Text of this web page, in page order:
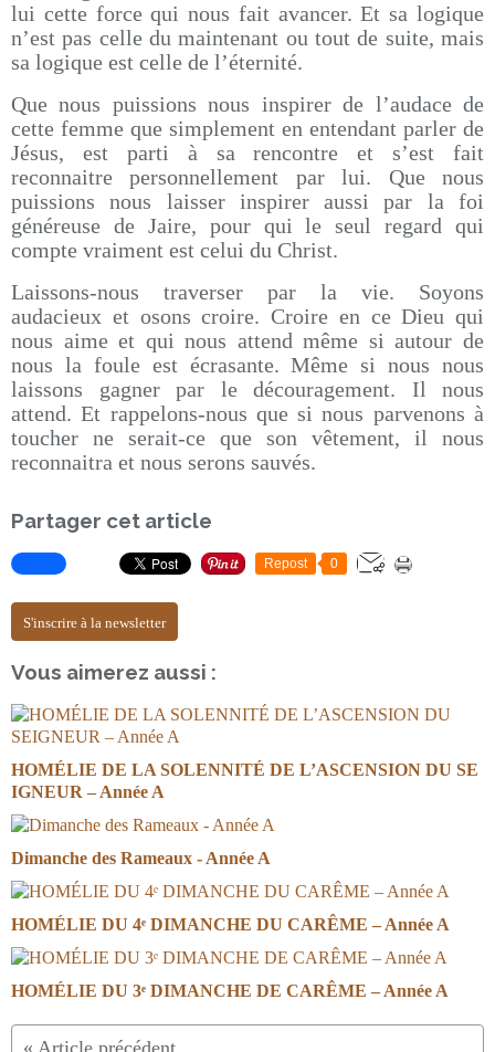
lui cette force qui nous fait avancer. Et sa logique
n’est pas celle du maintenant ou tout de suite, mais
sa logique est celle de l’éternité.
Que nous puissions nous inspirer de l’audace de
cette femme que simplement en entendant parler de
Jésus, est parti à sa rencontre et s’est fait
reconnaitre personnellement par lui. Que nous
puissions nous laisser inspirer aussi par la foi
généreuse de Jaire, pour qui le seul regard qui
compte vraiment est celui du Christ.
Laissons-nous traverser par la vie. Soyons
audacieux et osons croire. Croire en ce Dieu qui
nous aime et qui nous attend même si autour de
nous la foule est écrasante. Même si nous nous
laissons gagner par le découragement. Il nous
attend. Et rappelons-nous que si nous parvenons à
toucher ne serait-ce que son vêtement, il nous
reconnaitra et nous serons sauvés.
Partager cet article
Repost 0
S'inscrire à la newsletter
Vous aimerez aussi :
HOMÉLIE DE LA SOLENNITÉ DE L’ASCENSION DU SE
IGNEUR – Année A
Dimanche des Rameaux - Année A
HOMÉLIE DU 4ᵉ DIMANCHE DU CARÊME – Année A
HOMÉLIE DU 3ᵉ DIMANCHE DE CARÊME – Année A